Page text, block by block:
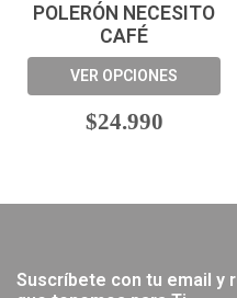
POLERÓN NECESITO
CAFÉ
VER OPCIONES
$24.990
Suscríbete con tu email y